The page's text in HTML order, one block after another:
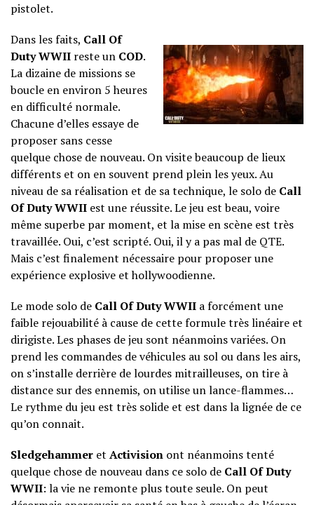
pistolet.
Dans les faits, Call Of
Duty WWII reste un COD.
La dizaine de missions se
boucle en environ 5 heures
en difficulté normale.
Chacune d’elles essaye de
proposer sans cesse
quelque chose de nouveau. On visite beaucoup de lieux
différents et on en souvent prend plein les yeux. Au
niveau de sa réalisation et de sa technique, le solo de Call
Of Duty WWII est une réussite. Le jeu est beau, voire
même superbe par moment, et la mise en scène est très
travaillée. Oui, c’est scripté. Oui, il y a pas mal de QTE.
Mais c’est finalement nécessaire pour proposer une
expérience explosive et hollywoodienne.
Le mode solo de Call Of Duty WWII a forcément une
faible rejouabilité à cause de cette formule très linéaire et
dirigiste. Les phases de jeu sont néanmoins variées. On
prend les commandes de véhicules au sol ou dans les airs,
on s’installe derrière de lourdes mitrailleuses, on tire à
distance sur des ennemis, on utilise un lance-flammes…
Le rythme du jeu est très solide et est dans la lignée de ce
qu’on connait.
Sledgehammer et Activision ont néanmoins tenté
quelque chose de nouveau dans ce solo de Call Of Duty
WWII: la vie ne remonte plus toute seule. On peut